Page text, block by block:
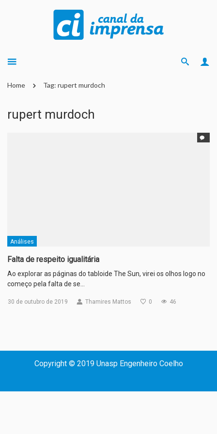
Home Tag: rupert murdoch
rupert murdoch
Análises
Falta de respeito igualitária
Ao explorar as páginas do tabloide The Sun, virei os olhos logo no
começo pela falta de se…
30 de outubro de 2019 Thamires Mattos 0 46
Copyright © 2019 Unasp Engenheiro Coelho